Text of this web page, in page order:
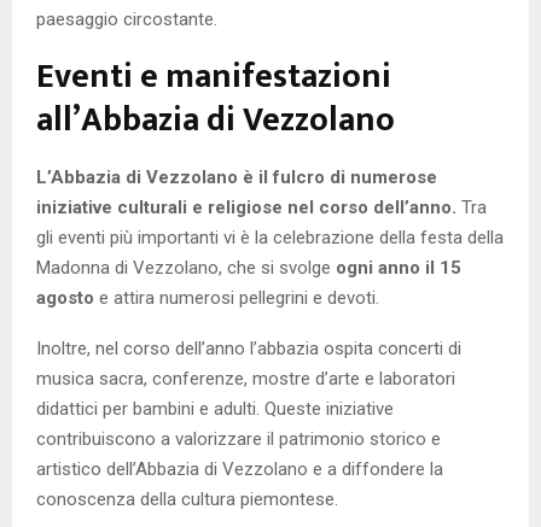
paesaggio circostante.
Eventi e manifestazioni
all’Abbazia di Vezzolano
L’Abbazia di Vezzolano è il fulcro di numerose
iniziative culturali e religiose nel corso dell’anno. Tra
gli eventi più importanti vi è la celebrazione della festa della
Madonna di Vezzolano, che si svolge ogni anno il 15
agosto e attira numerosi pellegrini e devoti.
Inoltre, nel corso dell’anno l’abbazia ospita concerti di
musica sacra, conferenze, mostre d’arte e laboratori
didattici per bambini e adulti. Queste iniziative
contribuiscono a valorizzare il patrimonio storico e
artistico dell’Abbazia di Vezzolano e a diffondere la
conoscenza della cultura piemontese.